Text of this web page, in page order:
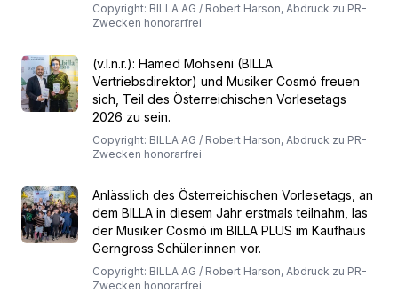
Copyright: BILLA AG / Robert Harson, Abdruck zu PR-
Zwecken honorarfrei
(v.l.n.r.): Hamed Mohseni (BILLA
Vertriebsdirektor) und Musiker Cosmó freuen
sich, Teil des Österreichischen Vorlesetags
2026 zu sein.
Copyright: BILLA AG / Robert Harson, Abdruck zu PR-
Zwecken honorarfrei
Anlässlich des Österreichischen Vorlesetags, an
dem BILLA in diesem Jahr erstmals teilnahm, las
der Musiker Cosmó im BILLA PLUS im Kaufhaus
Gerngross Schüler:innen vor.
Copyright: BILLA AG / Robert Harson, Abdruck zu PR-
Zwecken honorarfrei